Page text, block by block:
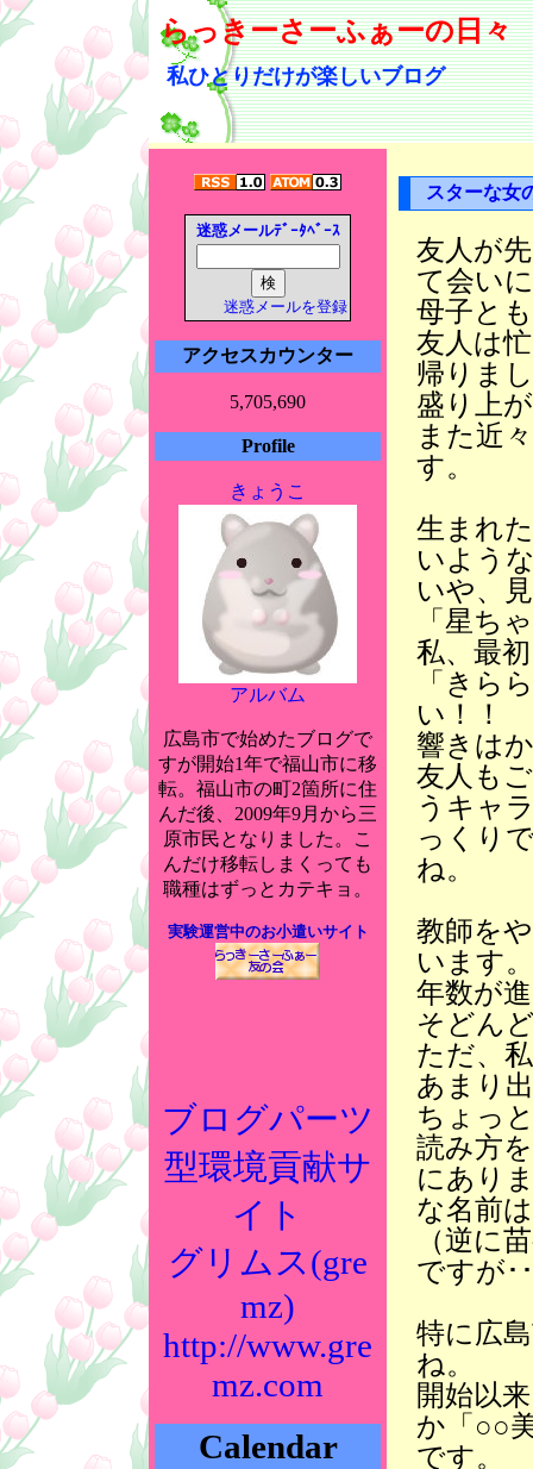
らっきーさーふぁーの日々
私ひとりだけが楽しいブログ
迷惑メールﾃﾞｰﾀﾍﾞｰｽ
迷惑メールを登録
アクセスカウンター
5,705,690
Profile
きょうこ
アルバム
広島市で始めたブログで
すが開始1年で福山市に移
転。福山市の町2箇所に住
んだ後、2009年9月から三
原市民となりました。こ
んだけ移転しまくっても
職種はずっとカテキョ。
実験運営中のお小遣いサイト
ブログパーツ
型環境貢献サ
イト
グリムス(gre
mz)
http://www.gre
mz.com
Calendar
スターな女
友人が
て会い
母子と
友人は
帰りま
盛り上
また近
す。
生まれ
いよう
いや、
「星ち
私、最
「きら
い！！
響きは
友人も
うキャ
っくり
ね。
教師を
います。
年数が
そどん
ただ、
あまり
ちょっ
読み方
にあり
な名前
（逆に
ですが･
特に広
ね。
開始以
か「○○
です。